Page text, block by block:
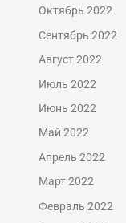
Октябрь 2022
Сентябрь 2022
Август 2022
Июль 2022
Июнь 2022
Май 2022
Апрель 2022
Март 2022
Февраль 2022